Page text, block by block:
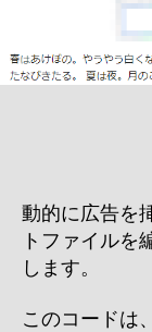
動的に広告を
トファイルを
します。
このコードは